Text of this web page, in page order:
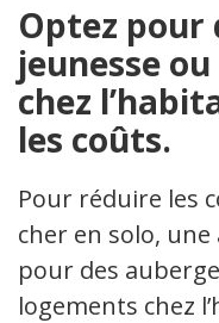
Optez pour
jeunesse
chez
les coûts.
Pour réduire les
cher en solo, une
pour des
logements chez